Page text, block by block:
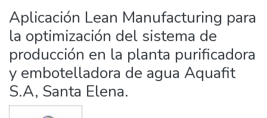
Aplicación Lean Manufacturing para
la optimización del sistema de
producción en la planta purificadora
y embotelladora de agua Aquafit
S.A, Santa Elena.